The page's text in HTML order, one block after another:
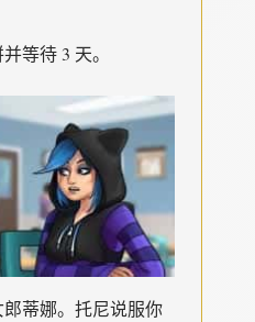
等待 3 天。
蒂娜。托尼说服你